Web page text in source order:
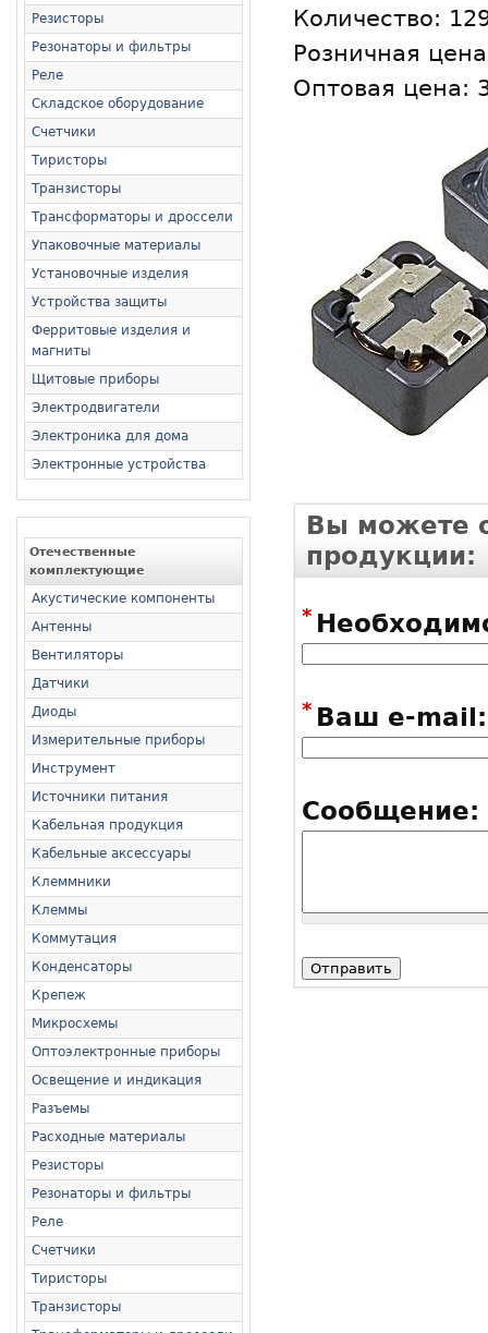
Резисторы
Резонаторы и фильтры
Реле
Складское оборудование
Счетчики
Тиристоры
Транзисторы
Трансформаторы и дроссели
Упаковочные материалы
Установочные изделия
Устройства защиты
Ферритовые изделия и
магниты
Щитовые приборы
Электродвигатели
Электроника для дома
Электронные устройства
Отечественные
комплектующие
Акустические компоненты
Антенны
Вентиляторы
Датчики
Диоды
Измерительные приборы
Инструмент
Источники питания
Кабельная продукция
Кабельные аксессуары
Клеммники
Клеммы
Коммутация
Конденсаторы
Крепеж
Микросхемы
Оптоэлектронные приборы
Освещение и индикация
Разъемы
Расходные материалы
Резисторы
Резонаторы и фильтры
Реле
Счетчики
Тиристоры
Транзисторы
Количество:
Розничная
Оптовая цена:
Вы можете
продукции:
*
Ваш e-mail:
*
Сообщение: